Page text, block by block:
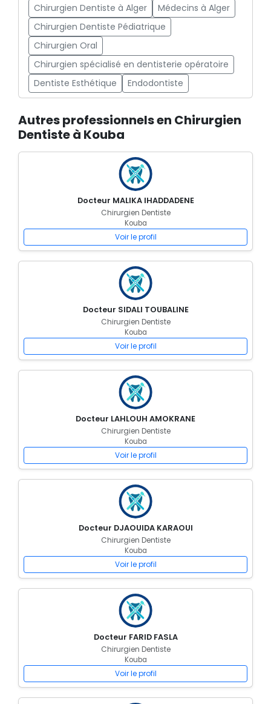
Chirurgien Dentiste à Alger
Médecins à Alger
Chirurgien Dentiste Pédiatrique
Chirurgien Oral
Chirurgien spécialisé en dentisterie opératoire
Dentiste Esthétique
Endodontiste
Autres professionnels en Chirurgien
Dentiste à Kouba
Docteur MALIKA IHADDADENE
Chirurgien Dentiste
Kouba
Voir le profil
Docteur SIDALI TOUBALINE
Chirurgien Dentiste
Kouba
Voir le profil
Docteur LAHLOUH AMOKRANE
Chirurgien Dentiste
Kouba
Voir le profil
Docteur DJAOUIDA KARAOUI
Chirurgien Dentiste
Kouba
Voir le profil
Docteur FARID FASLA
Chirurgien Dentiste
Kouba
Voir le profil